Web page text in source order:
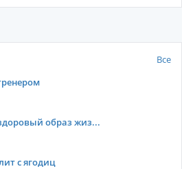
Все
образ жиз...
с ягодиц